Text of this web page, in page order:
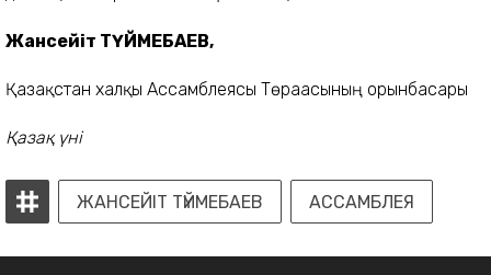
Жансейіт ТҮЙМЕБАЕВ,
Қазақстан халқы Ассамблеясы Төрағасының орынбасары
Қазақ үні
ЖАНСЕЙІТ ТҮЙМЕБАЕВ АССАМБЛЕЯ